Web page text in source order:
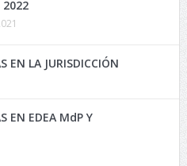
2022
EN LA JURISDICCIÓN
EN EDEA MdP Y